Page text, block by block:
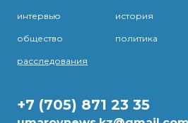
интервью история
общество политика
расследования
+7 (705) 871 23 35